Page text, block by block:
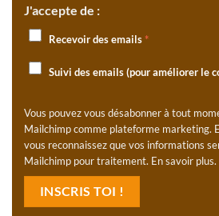
J'accepte de :
Recevoir des emails*
Suivi des emails (pour améliorer le
Vous pouvez vous désabonner à tout
Mailchimp comme plateforme marketing.
vous reconnaissez que vos informations
Mailchimp pour traitement. En savoir plus.